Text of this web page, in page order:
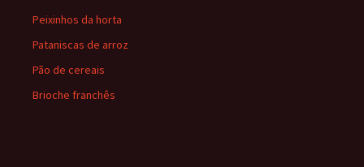
Peixinhos da horta
Pataniscas de arroz
Pão de cereais
Brioche franchês